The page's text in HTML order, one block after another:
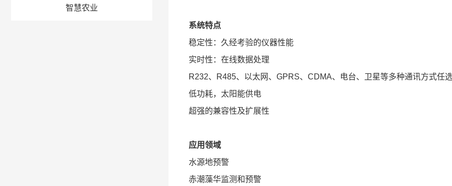
智慧农业
系统特点
稳定性：久经考验的仪器性能
实时性：在线数据处理
R232、R485、以太网、GPRS、CDMA、电台、卫星等多种通讯方式任
低功耗，太阳能供电
超强的兼容性及扩展性
应用领域
水源地预警
赤潮藻华监测和预警